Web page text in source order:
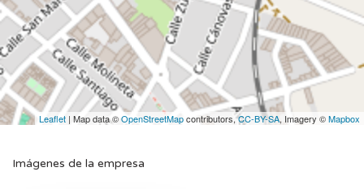
Leaflet | Map data ©OpenStreetMapcontributors,CC-BY-SA, Imagery ©Mapbox
Imágenes de la empresa